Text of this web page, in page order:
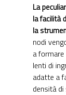
La
la facilità
la
nodi
a
lenti di
adatte a
densità